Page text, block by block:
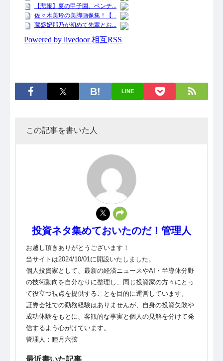
LINE
この記事を書いた人
投資ネタ集めておいたのだ！管理人
お越し頂きありがとうございます！
当サイトは2024/10/01に開設いたしました。
個人投資家として、最新の経済ニュースやAI・半導体分野
の技術動向を自分なりに整理し、同じ投資家の方々にとっ
て役立つ視点を提供することを目的に運営しています。
証券会社での勤務経験はありませんが、自身の投資失敗や
成功体験をもとに、客観的な事実と個人の見解を分けて発
信するよう心がけています。
管理人：睦月六弦
最近書いた記事